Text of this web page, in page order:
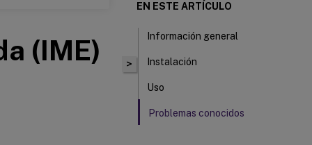
(IME)
>
EN ESTE ARTÍCULO
Información general
Instalación
Uso
Problemas conocidos